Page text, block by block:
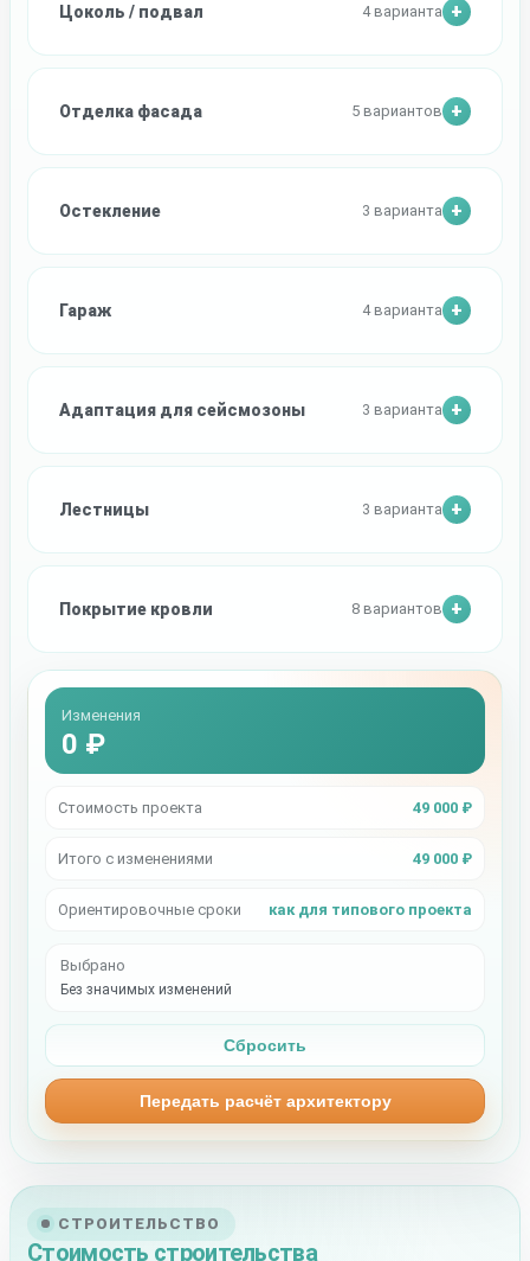
СТРОИТЕЛЬСТВО
Стоимость строительства
Цоколь / подвал 4 варианта
Отделка фасада 5 вариантов
Остекление 3 варианта
Гараж 4 варианта
Адаптация для сейсмозоны 3 варианта
Лестницы 3 варианта
Покрытие кровли 8 вариантов
Изменения
0 ₽
Стоимость проекта 49 000 ₽
Итого с изменениями 49 000 ₽
Ориентировочные сроки как для типового проекта
Выбрано
Без значимых изменений
Сбросить
Передать расчёт архитектору